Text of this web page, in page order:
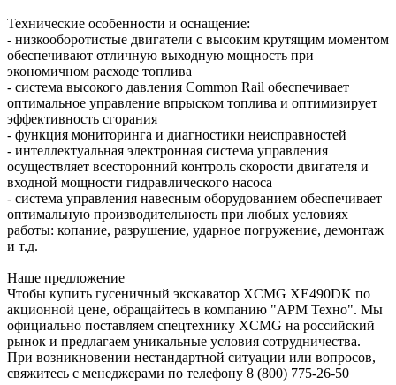
Технические особенности и оснащение:
- низкооборотистые двигатели с высоким крутящим моментом
обеспечивают отличную выходную мощность при
экономичном расходе топлива
- система высокого давления Common Rail обеспечивает
оптимальное управление впрыском топлива и оптимизирует
эффективность сгорания
- функция мониторинга и диагностики неисправностей
- интеллектуальная электронная система управления
осуществляет всесторонний контроль скорости двигателя и
входной мощности гидравлического насоса
- система управления навесным оборудованием обеспечивает
оптимальную производительность при любых условиях
работы: копание, разрушение, ударное погружение, демонтаж
и т.д.
Наше предложение
Чтобы купить гусеничный экскаватор XCMG XE490DK по
акционной цене, обращайтесь в компанию "АРМ Техно". Мы
официально поставляем спецтехнику XCMG на российский
рынок и предлагаем уникальные условия сотрудничества.
При возникновении нестандартной ситуации или вопросов,
свяжитесь с менеджерами по телефону 8 (800) 775-26-50